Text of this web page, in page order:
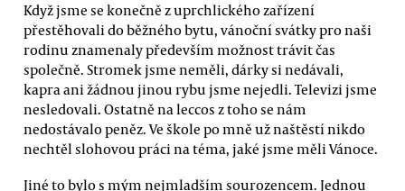
Když jsme se konečně z uprchlického zařízení
přestěhovali do běžného bytu, vánoční svátky pro naši
rodinu znamenaly především možnost trávit čas
společně. Stromek jsme neměli, dárky si nedávali,
kapra ani žádnou jinou rybu jsme nejedli. Televizi jsme
nesledovali. Ostatně na leccos z toho se nám
nedostávalo peněz. Ve škole po mně už naštěstí nikdo
nechtěl slohovou práci na téma, jaké jsme měli Vánoce.
Jiné to bylo s mým nejmladším sourozencem. Jednou